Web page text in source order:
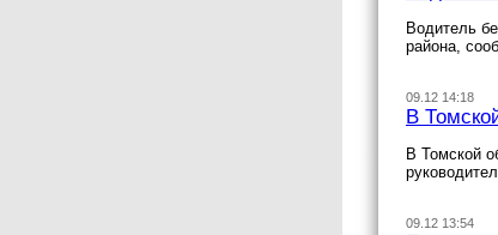
Водитель
района,
09.12 14:18
В
В Томской
09.12 13:54